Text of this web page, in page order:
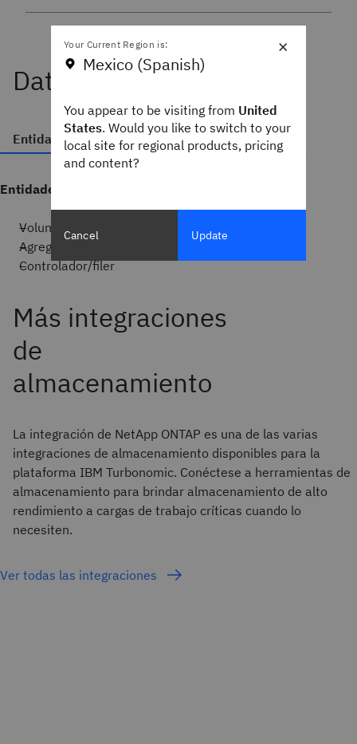
Datos descubiertos
Entidades Métricas Acciones generadas
Entidades
Volumen
Agregar
Controlador/filer
La integración de NetApp ONTAP es una de las varias
integraciones de almacenamiento disponibles para la
plataforma IBM Turbonomic. Conéctese a herramientas de
almacenamiento para brindar almacenamiento de alto
rendimiento a cargas de trabajo críticas cuando lo
necesiten.
Ver todas las integraciones
×
Your Current Region is:
Mexico (Spanish)
You appear to be visiting from United
States. Would you like to switch to your
local site for regional products, pricing
and content?
Cancel Update